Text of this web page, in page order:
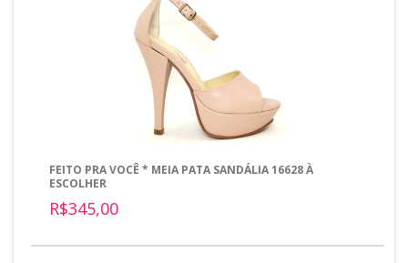
FEITO PRA VOCÊ * MEIA PATA SANDÁLIA 16628 À
ESCOLHER
R$345,00